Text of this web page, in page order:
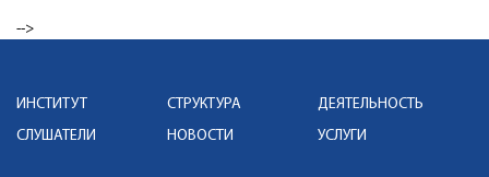
-->
ИНСТИТУТ СТРУКТУРА
ДЕЯТЕЛЬНОСТЬ
СЛУШАТЕЛИ
НОВОСТИ УСЛУГИ